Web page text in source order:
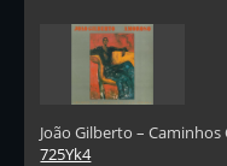
João Gilberto – Caminhos
725Yk4